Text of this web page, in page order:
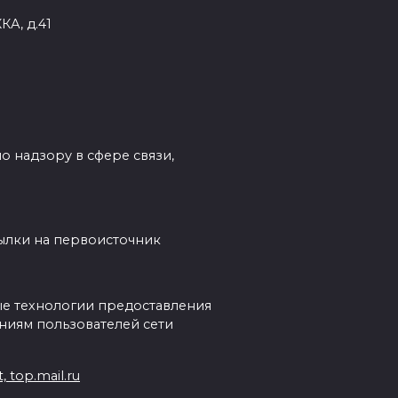
д.41
надзору в сфере связи,
на первоисточник
предоставления
пользователей сети
top.mail.ru